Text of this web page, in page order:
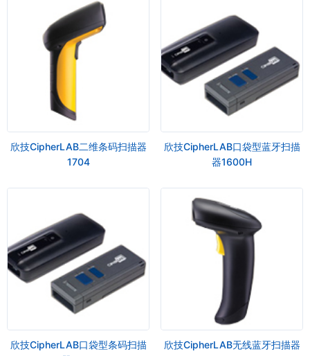
欣技CipherLAB二维条码扫描器
1704
欣技CipherLAB口袋型蓝牙扫描
器1600H
欣技CipherLAB口袋型条码扫描
欣技CipherLAB无线蓝牙扫描器